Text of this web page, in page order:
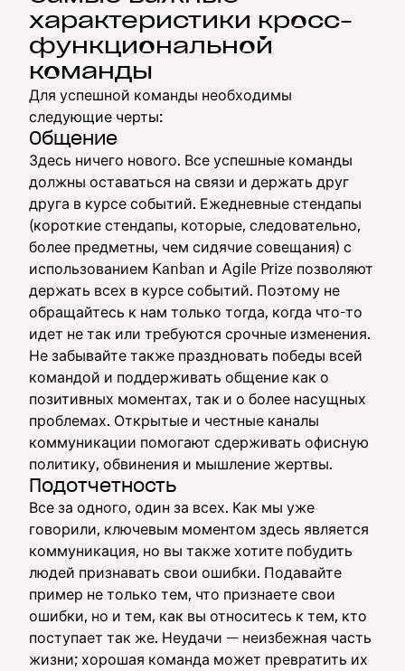
характеристики кросс-
функциональной
команды
Для успешной команды необходимы
следующие черты:
Общение
Здесь ничего нового. Все успешные команды
должны оставаться на связи и держать друг
друга в курсе событий. Ежедневные стендапы
(короткие стендапы, которые, следовательно,
более предметны, чем сидячие совещания) с
использованием Kanban и Agile Prize позволяют
держать всех в курсе событий. Поэтому не
обращайтесь к нам только тогда, когда что-то
идет не так или требуются срочные изменения.
Не забывайте также праздновать победы всей
командой и поддерживать общение как о
позитивных моментах, так и о более насущных
проблемах. Открытые и честные каналы
коммуникации помогают сдерживать офисную
политику, обвинения и мышление жертвы.
Подотчетность
Все за одного, один за всех. Как мы уже
говорили, ключевым моментом здесь является
коммуникация, но вы также хотите побудить
людей признавать свои ошибки. Подавайте
пример не только тем, что признаете свои
ошибки, но и тем, как вы относитесь к тем, кто
поступает так же. Неудачи — неизбежная часть
жизни; хорошая команда может превратить их